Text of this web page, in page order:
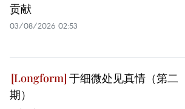
贡献
03/08/2026 02:53
于细微处见真情（第二
期）